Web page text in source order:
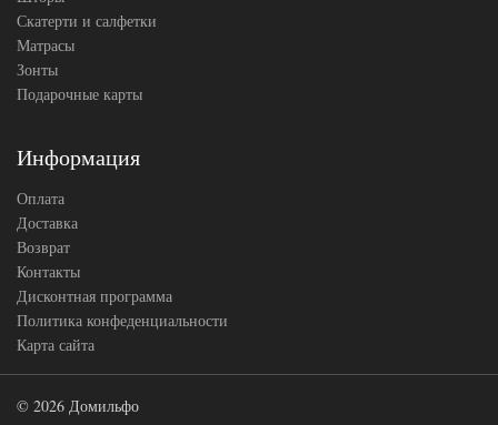
Скатерти и салфетки
Матрасы
Зонты
Подарочные карты
Информация
Оплата
Доставка
Возврат
Контакты
Дисконтная программа
Политика конфеденциальности
Карта сайта
© 2026 Домильфо